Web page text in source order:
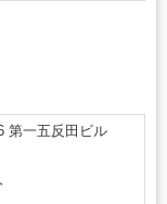
第一五反田ビル